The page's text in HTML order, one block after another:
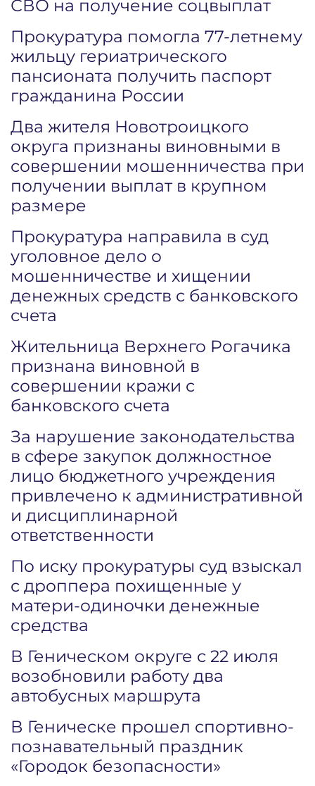
СВО на получение соцвыплат
Прокуратура помогла 77-летнему
жильцу гериатрического
пансионата получить паспорт
гражданина России
Два жителя Новотроицкого
округа признаны виновными в
совершении мошенничества при
получении выплат в крупном
размере
Прокуратура направила в суд
уголовное дело о
мошенничестве и хищении
денежных средств с банковского
счета
Жительница Верхнего Рогачика
признана виновной в
совершении кражи с
банковского счета
За нарушение законодательства
в сфере закупок должностное
лицо бюджетного учреждения
привлечено к административной
и дисциплинарной
ответственности
По иску прокуратуры суд взыскал
с дроппера похищенные у
матери-одиночки денежные
средства
В Геническом округе с 22 июля
возобновили работу два
автобусных маршрута
В Геническе прошел спортивно-
познавательный праздник
«Городок безопасности»